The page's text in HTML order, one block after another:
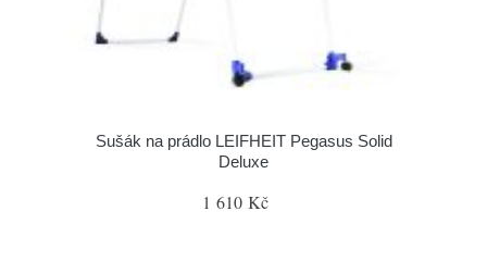
Sušák na prádlo LEIFHEIT Pegasus Solid
Deluxe
1 610 Kč